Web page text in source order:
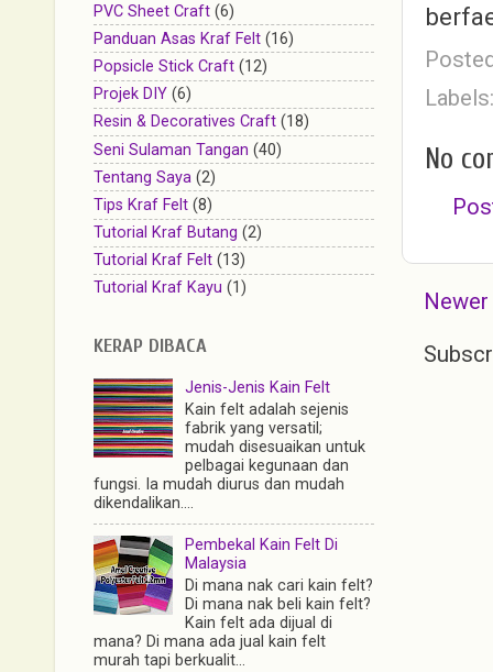
No
PVC Sheet Craft (6)
Panduan Asas Kraf Felt (16)
Popsicle Stick Craft (12)
Projek DIY (6)
Resin & Decoratives Craft (18)
Seni Sulaman Tangan (40)
Tentang Saya (2)
Tips Kraf Felt (8)
Tutorial Kraf Butang (2)
Tutorial Kraf Felt (13)
Tutorial Kraf Kayu (1)
KERAP DIBACA
Jenis-Jenis Kain Felt
Kain felt adalah sejenis
fabrik yang versatil;
mudah disesuaikan untuk
pelbagai kegunaan dan
fungsi. Ia mudah diurus dan mudah
dikendalikan....
Pembekal Kain Felt Di
Malaysia
Di mana nak cari kain felt?
Di mana nak beli kain felt?
Kain felt ada dijual di
mana? Di mana ada jual kain felt
murah tapi berkualit...